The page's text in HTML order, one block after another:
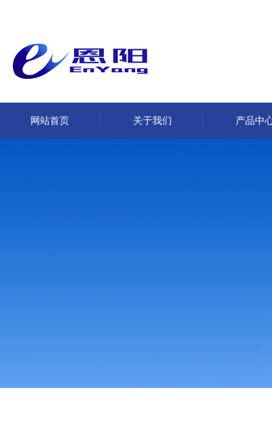
网站首页 关于我们 产品中